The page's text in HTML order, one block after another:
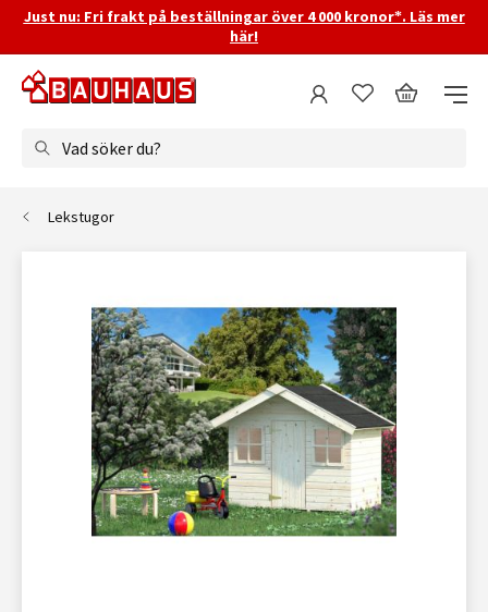
Just nu: Fri frakt på beställningar över 4 000 kronor*. Läs mer
här!
Vad söker du?
Lekstugor